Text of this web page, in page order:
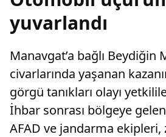
yuvarlandı
Manavgat’a bağlı Beydiğin
civarlarında yaşanan
görgü tanıkları olayı
İhbar sonrası bölgeye
AFAD ve jandarma ekipleri,